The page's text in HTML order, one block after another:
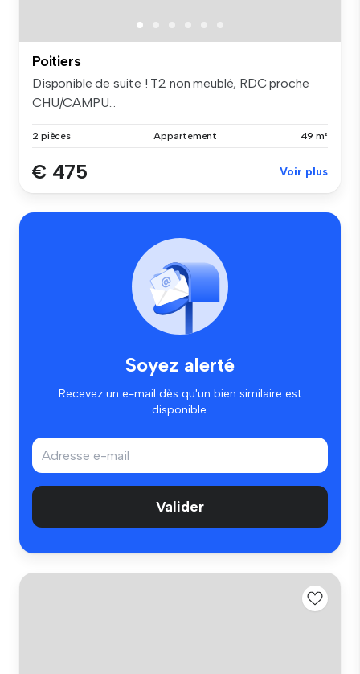
Poitiers
Disponible de suite ! T2 non meublé, RDC proche
CHU/CAMPU...
2 pièces Appartement 49 m²
€ 475 Voir plus
Soyez alerté
Recevez un e-mail dès qu'un bien similaire est
disponible.
Valider